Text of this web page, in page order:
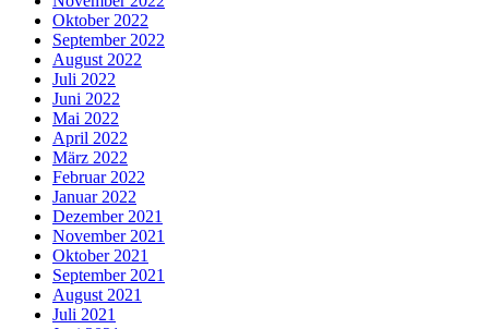
Oktober 2022
September 2022
August 2022
Juli 2022
Juni 2022
Mai 2022
April 2022
März 2022
Februar 2022
Januar 2022
Dezember 2021
November 2021
Oktober 2021
September 2021
August 2021
Juli 2021